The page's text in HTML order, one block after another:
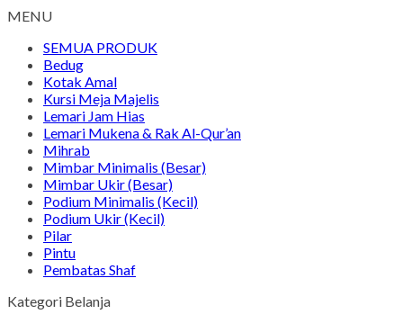
MENU
SEMUA PRODUK
Bedug
Kotak Amal
Kursi Meja Majelis
Lemari Jam Hias
Lemari Mukena & Rak Al-Qur’an
Mihrab
Mimbar Minimalis (Besar)
Mimbar Ukir (Besar)
Podium Minimalis (Kecil)
Podium Ukir (Kecil)
Pilar
Pintu
Pembatas Shaf
Kategori Belanja